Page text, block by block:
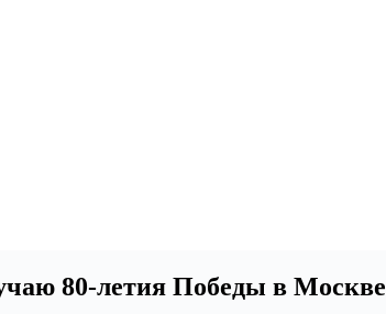
80-летия Победы в Москве